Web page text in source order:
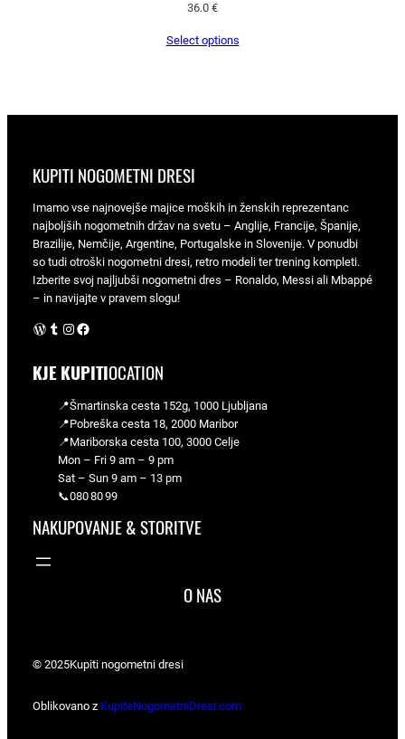
36.0 €
Select options
KUPITI NOGOMETNI DRESI
Imamo vse najnovejše majice moških in ženskih reprezentanc
najboljših nogometnih držav na svetu – Anglije, Francije, Španije,
Brazilije, Nemčije, Argentine, Portugalske in Slovenije. V ponudbi
so tudi otroški nogometni dresi, retro modeli ter trening kompleti.
Izberite svoj najljubši nogometni dres – Ronaldo, Messi ali Mbappé
– in navijajte v pravem slogu!
WordPress Instagram Facebook
KJE KUPITIOCATION
📍Šmartinska cesta 152g, 1000 Ljubljana
📍Pobreška cesta 18, 2000 Maribor
📍Mariborska cesta 100, 3000 Celje
Mon – Fri 9 am – 9 pm
Sat – Sun 9 am – 13 pm
📞080 80 99
NAKUPOVANJE & STORITVE
O NAS
© 2025Kupiti nogometni dresi
Oblikovano z KupiteNogometniDresi.com